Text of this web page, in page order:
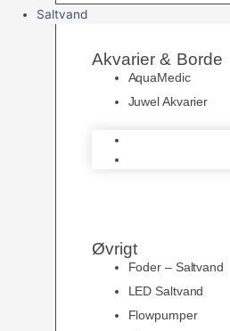
Saltvand
Akvarier & Borde
AquaMedic
Juwel Akvarier
Øvrigt
Foder – Saltvand
LED Saltvand
Flowpumper